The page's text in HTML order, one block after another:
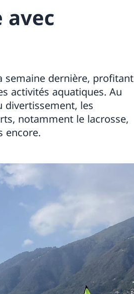
avec
semaine dernière, profitant
activités aquatiques. Au
divertissement, les
notamment le lacrosse,
encore.